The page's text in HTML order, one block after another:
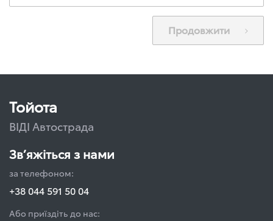
Продовжити
Тойота
ВІДІ Автострада
Зв’яжіться з нами
за телефоном:
+38 044 591 50 04
Або приїздіть до нас: